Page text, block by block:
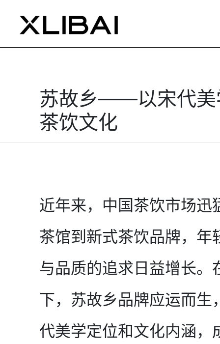
苏故乡——以宋代美
茶饮文化
近年来，中国茶饮市场迅
茶馆到新式茶饮品牌，年
与品质的追求日益增长。
下，苏故乡品牌应运而生
代美学定位和文化内涵，